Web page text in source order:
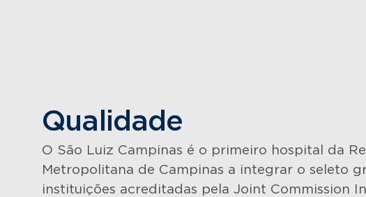
Qualidade
O São Luiz Campinas é o primeiro hospital da
Metropolitana de Campinas a integrar o seleto
instituições acreditadas pela Joint Commission